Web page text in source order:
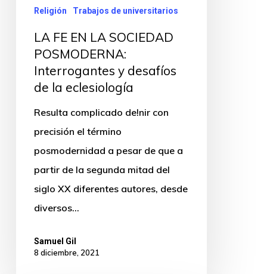
Religión Trabajos de universitarios
LA FE EN LA SOCIEDAD
POSMODERNA:
Interrogantes y desafíos
de la eclesiología
Resulta complicado de!nir con
precisión el término
posmodernidad a pesar de que a
partir de la segunda mitad del
siglo XX diferentes autores, desde
diversos…
Samuel Gil
8 diciembre, 2021